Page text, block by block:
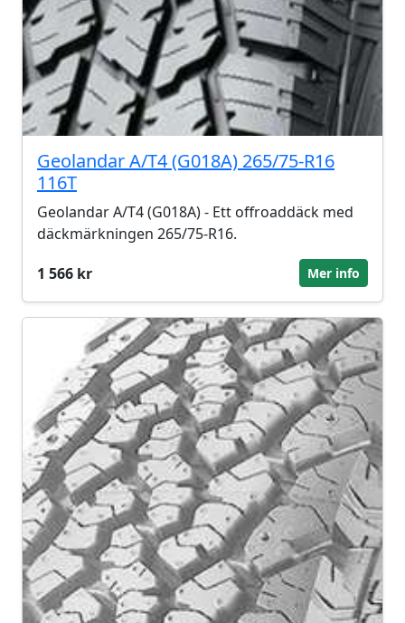
Geolandar A/T4 (G018A) 265/75-R16
116T
Geolandar A/T4 (G018A) - Ett offroaddäck med
däckmärkningen 265/75-R16.
1 566 kr
Mer info